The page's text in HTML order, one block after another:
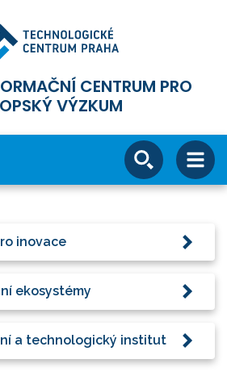
CENTRUM PRO
VÝZKUM
inovace
ekosystémy
a technologický institut